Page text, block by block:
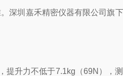
深圳嘉禾精密仪器有限公司旗
提升力不低于7.1kg（69N），